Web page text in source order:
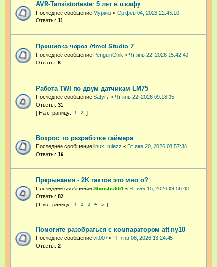
AVR-Tansistortester 5 лет в шкафу
Последнее сообщение Муркиз « Ср фев 04, 2026 22:43:10
Ответы: 11
Прошивка через Atmel Studio 7
Последнее сообщение PenguinChik « Чт янв 22, 2026 15:42:40
Ответы: 6
Работа TWI по двум датчикам LM75
Последнее сообщение Satyr7 « Чт янв 22, 2026 09:18:35
Ответы: 31
1 2
Вопрос по разработке таймера
Последнее сообщение linux_rulezz « Вт янв 20, 2026 08:57:38
Ответы: 16
Прерывания - 2K тактов это много?
Последнее сообщение Starichok51 « Чт янв 15, 2026 09:56:43
Ответы: 82
1 2 3 4 5
Помогите разобраться с компаратором attiny10
Последнее сообщение vit007 « Чт янв 08, 2026 13:24:45
Ответы: 2